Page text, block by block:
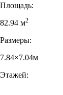
Площадь:
82.94 м2
Размеры:
7.84×7.04м
Этажей: